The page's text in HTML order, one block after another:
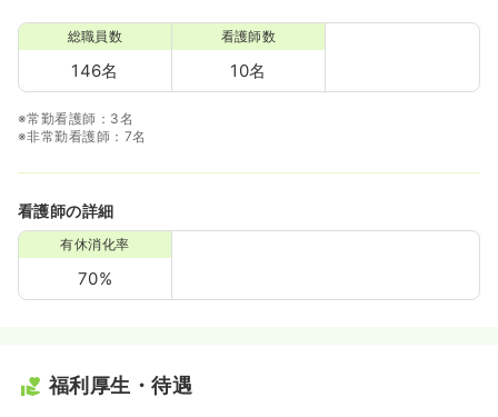
総職員数
146名
看護師数
10名
※常勤看護師：3名
※非常勤看護師：7名
看護師の詳細
有休消化率
70%
福利厚生・待遇